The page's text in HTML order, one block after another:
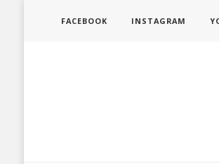
FACEBOOK INSTAGRAM